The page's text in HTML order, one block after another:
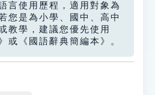
言使用歷程，適用對象為
您是為小學、國中、高中
教學，建議您優先使用
或《國語辭典簡編本》。